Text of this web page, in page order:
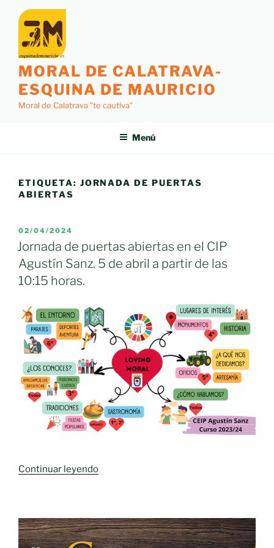
contenido
MORAL DE CALATRAVA-
ESQUINA DE MAURICIO
Moral de Calatrava "te cautiva"
Menú
ETIQUETA: JORNADA DE PUERTAS
ABIERTAS
PUBLICADO
EL
02/04/2024
Jornada de puertas abiertas en el CIP
Agustín Sanz. 5 de abril a partir de las
10:15 horas.
Continuar leyendo«Jornada
en
el